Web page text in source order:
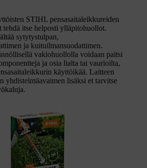
STIHL pensasaitaleikkureiden
tehdä itse helposti ylläpitohuollot.
sytytystulpan,
ja kuituilmansuodattimen.
vakiohuollolla voidaan paitsi
ja osia lialta tai vaurioilta,
käyttöikää. Laitteen
yhdistelmäavaimen lisäksi et tarvitse